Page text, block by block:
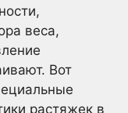
веса,
Вот
растяжек в